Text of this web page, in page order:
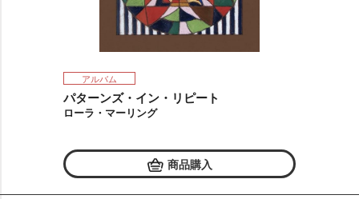
アルバム
パターンズ・イン・リピート
ローラ・マーリング
商品購入